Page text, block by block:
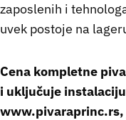
zaposlenih i
uvek postoje na
Cena kompletne
i uključuje
www.pivaraprinc.rs,